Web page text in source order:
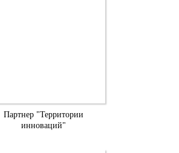
Партнер "Территории
инноваций"